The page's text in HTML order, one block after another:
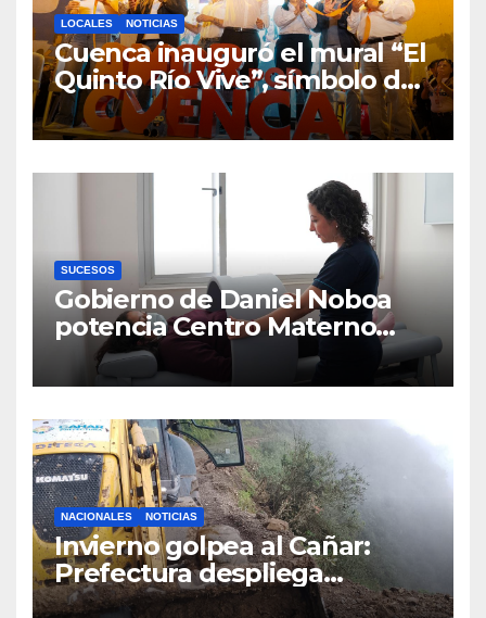
LOCALES NOTICIAS
Cuenca inauguró el mural “El
Quinto Río Vive”, símbolo de
la defensa ciudadana del
agua
SUCESOS
Gobierno de Daniel Noboa
potencia Centro Materno
Infantil y Emergencias en
Cuenca con nuevos equipos
NACIONALES NOTICIAS
Invierno golpea al Cañar:
Prefectura despliega
maquinaria en toda la